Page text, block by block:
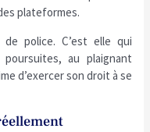
plateformes.
police. C’est elle qui
au plaignant
d’exercer son droit à se